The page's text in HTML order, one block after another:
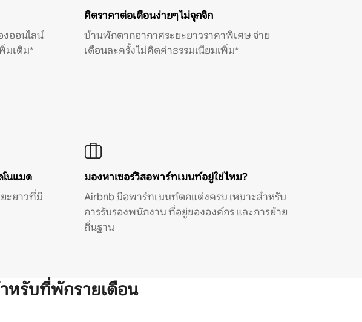
งออนไลน์
มเติม*
คิดราคาต่อเดือนง่ายๆ ไม่จุกจิก
บ้านพักตากอากาศระยะยาวราคาพิเศษ จ่าย
เดือนละครั้ง ไม่คิดค่าธรรมเนียมเพิ่ม*
นแมด
ะยาวที่มี
มองหาเซอร์วิสอพาร์ทเมนท์อยู่ใช่ไหม?
Airbnb มีอพาร์ทเมนท์ตกแต่งครบ เหมาะสำหรับ
การรับรองพนักงาน ที่อยู่ขององค์กร และการย้าย
ถิ่นฐาน
หรับที่พักรายเดือน